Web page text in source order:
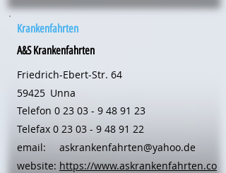
Krankenfahrten
A&S Krankenfahrten
Friedrich-Ebert-Str. 64
59425 Unna
Telefon 0 23 03 - 9 48 91 23
Telefax 0 23 03 - 9 48 91 22
email:
website:
askrankenfahrten@yahoo.de
https://www.askrankenfahrten.co